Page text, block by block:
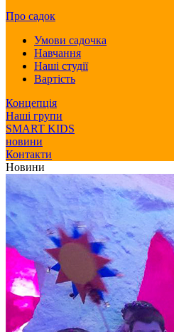
Про садок
Умови садочка
Навчання
Наші студії
Вартість
Концепція
Наші групи
SMART KIDS
новини
Контакти
Новини